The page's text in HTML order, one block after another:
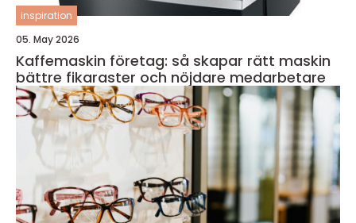
inspiration
05. May 2026
Kaffemaskin företag: så skapar rätt maskin
bättre fikaraster och nöjdare medarbetare